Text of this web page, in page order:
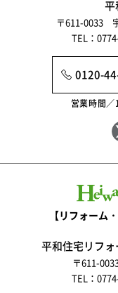
平
〒611-0033
TEL：
0120-
営業時間
【リフォーム
平和住宅リフ
〒611-
TEL：